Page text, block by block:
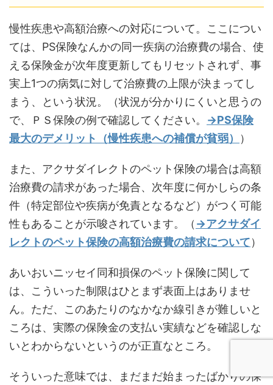
慢性疾患や高額治療への対応について。ここについ
ては、PS保険なんかの同一疾病の治療費の場合、使
える保険金が次年度更新してもリセットされず、事
実上1つの病気に対して治療費の上限が決まってし
まう、という状況。（状況が分かりにくいと思うの
で、ＰＳ保険の例で確認してください。 →PS保険
最大のデメリット（慢性疾患への補償が貧弱）
）
また、アクサダイレクトのペット保険の場合は高額
治療費の請求があった場合、次年度に何かしらの条
件（特定部位や疾病が免責となるなど）がつく可能
性もあることが示唆されています。（ →アクサダイ
レクトのペット保険の高額治療費の請求について）
あいおいニッセイ同和損保のペット保険に関して
は、こういった制限はひとまず表面上はありませ
ん。ただ、このあたりのなかなか線引きが難しいと
ころは、実際の保険金の支払い実績などを確認しな
いとわからないというのが正直なところ。
そういった意味では、まだまだ始まったばかりの保